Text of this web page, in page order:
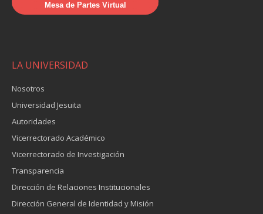
Mesa de Partes Virtual
LA UNIVERSIDAD
Nosotros
Universidad Jesuita
Autoridades
Vicerrectorado Académico
Vicerrectorado de Investigación
Transparencia
Dirección de Relaciones Institucionales
Dirección General de Identidad y Misión